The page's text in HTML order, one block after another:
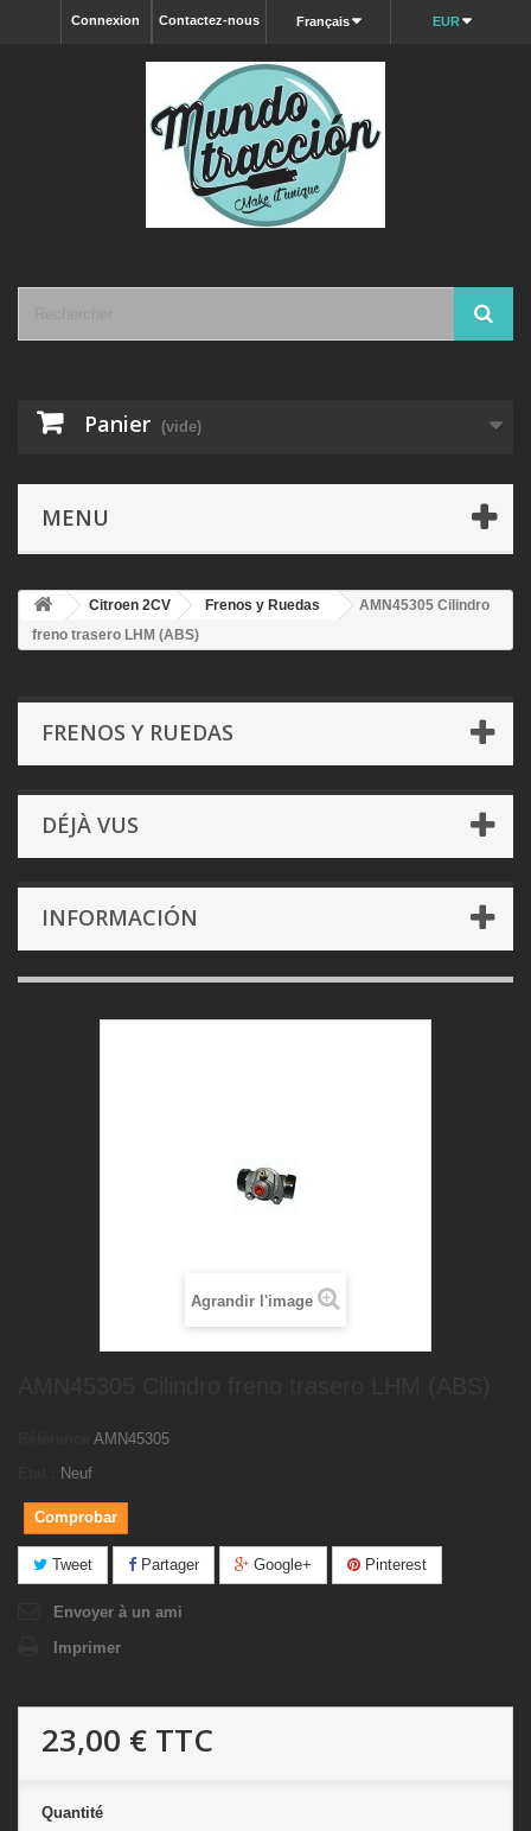
EUR
Français
Contactez-nous
Connexion
Panier (vide)
MENU
Citroen 2CV Frenos y Ruedas
AMN45305 Cilindro
freno trasero LHM (ABS)
FRENOS Y RUEDAS
DÉJÀ VUS
INFORMACIÓN
Agrandir l'image
AMN45305
Neuf
Comprobar
Tweet Partager Google+ Pinterest
Envoyer à un ami
Imprimer
23,00 € TTC
Quantité